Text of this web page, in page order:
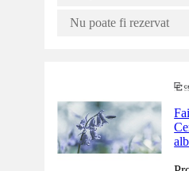
Nu poate fi rezervat